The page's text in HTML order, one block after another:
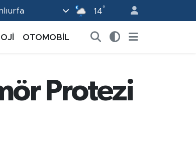
14°
OTOMOBİL
Protezi